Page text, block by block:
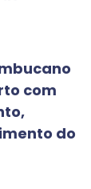
com
do